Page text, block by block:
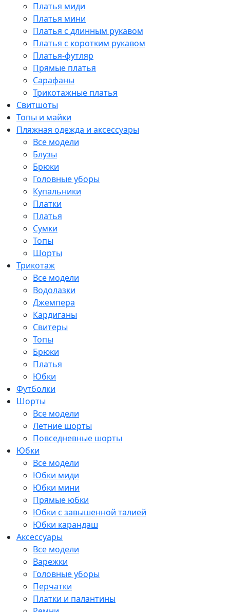
Платья миди
Платья мини
Платья с длинным рукавом
Платья с коротким рукавом
Платья-футляр
Прямые платья
Сарафаны
Трикотажные платья
Свитшоты
Топы и майки
Пляжная одежда и аксессуары
Все модели
Блузы
Брюки
Головные уборы
Купальники
Платки
Платья
Сумки
Топы
Шорты
Трикотаж
Все модели
Водолазки
Джемпера
Кардиганы
Свитеры
Топы
Брюки
Платья
Юбки
Футболки
Шорты
Все модели
Летние шорты
Повседневные шорты
Юбки
Все модели
Юбки миди
Юбки мини
Прямые юбки
Юбки с завышенной талией
Юбки карандаш
Аксессуары
Все модели
Варежки
Головные уборы
Перчатки
Платки и палантины